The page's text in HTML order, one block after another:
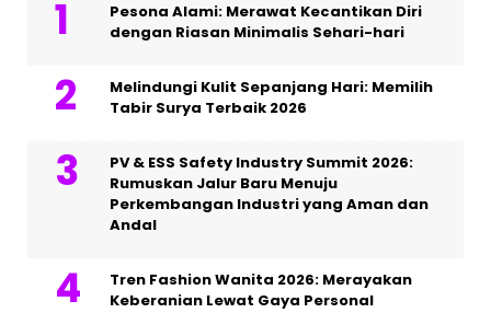
Pesona Alami: Merawat Kecantikan Diri
dengan Riasan Minimalis Sehari-hari
Melindungi Kulit Sepanjang Hari: Memilih
Tabir Surya Terbaik 2026
PV & ESS Safety Industry Summit 2026:
Rumuskan Jalur Baru Menuju
Perkembangan Industri yang Aman dan
Andal
Tren Fashion Wanita 2026: Merayakan
Keberanian Lewat Gaya Personal